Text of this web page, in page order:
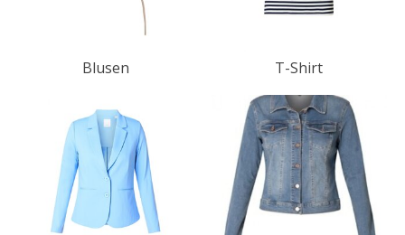
Blusen T-Shirt